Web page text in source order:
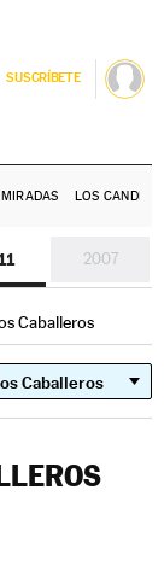
SUSCRÍBETE
LOS
2007
Caballeros